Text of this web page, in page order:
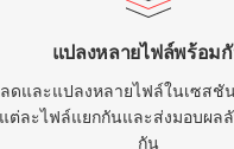
แปลงหลายไฟล์พร้อม
ดและแปลงหลายไฟล์ในเซสชั
ต่ละไฟล์แยกกันและส่งมอบผล
กัน